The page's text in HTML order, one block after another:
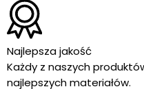
Najlepsza jakość
Każdy z naszych
najlepszych materiałów.